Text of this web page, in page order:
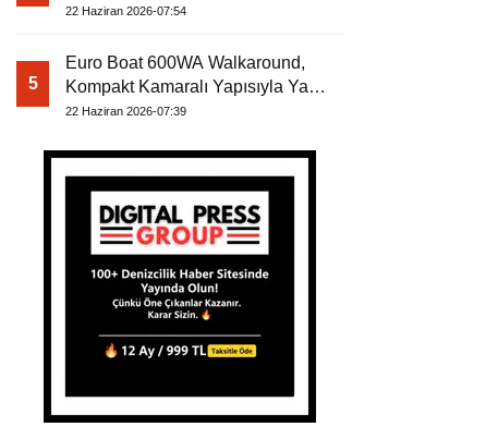
Dergisi’nde
22 Haziran 2026-07:54
5
Euro Boat 600WA Walkaround,
Kompakt Kamaralı Yapısıyla Yat
Dergisi’nde
22 Haziran 2026-07:39